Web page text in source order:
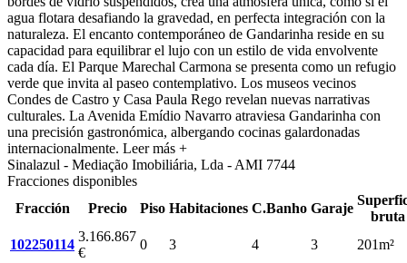
agua flotara desafiando la gravedad, en perfecta integración con la
naturaleza. El encanto contemporáneo de Gandarinha reside en su
capacidad para equilibrar el lujo con un estilo de vida envolvente
cada día. El Parque Marechal Carmona se presenta como un refugio
verde que invita al paseo contemplativo. Los museos vecinos
Condes de Castro y Casa Paula Rego revelan nuevas narrativas
culturales. La Avenida Emídio Navarro atraviesa Gandarinha con
una precisión gastronómica, albergando cocinas galardonadas
internacionalmente. Leer más +
Sinalazul - Mediação Imobiliária, Lda - AMI 7744
Fracciones disponibles
Fracción
Precio Piso Habitaciones C.Banho Garaje
bruta
102250114
3.166.867
€
0 3 4 3
201m²